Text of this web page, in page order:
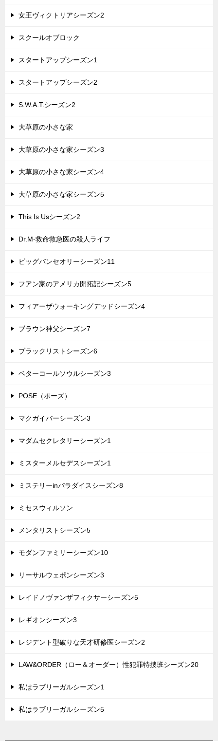
女王ヴィクトリアシーズン2
スクールオブロック
スタートアップシーズン1
スタートアップシーズン2
S.W.A.T.シーズン2
大草原の小さな家
大草原の小さな家シーズン3
大草原の小さな家シーズン4
大草原の小さな家シーズン5
This Is Usシーズン2
Dr.M-救命救急医の殺人ライフ
ビッグバンセオリーシーズン11
フアン家のアメリカ開拓記シーズン5
フィアーザウォーキングデッドシーズン4
ブラウン神父シーズン7
ブラックリストシーズン6
ベターコールソウルシーズン3
POSE（ポーズ）
マクガイバーシーズン3
マダムセクレタリーシーズン1
ミスターメルセデスシーズン1
ミステリーinパラダイスシーズン8
ミセスウィルソン
メンタリストシーズン5
モダンファミリーシーズン10
リーサルウェポンシーズン3
レイドノヴァンザフィクサーシーズン5
レギオンシーズン3
レジデント型破りな天才研修医シーズン2
LAW&ORDER（ロー＆オーダー）性犯罪特捜班シーズン20
私はラブリーガルシーズン1
私はラブリーガルシーズン5